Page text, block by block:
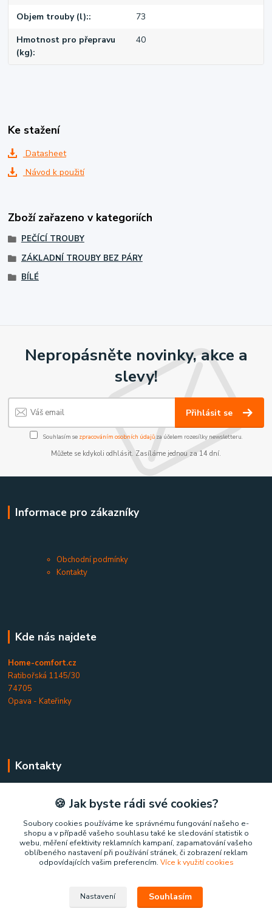
Objem trouby (l): 73
Hmotnost pro přepravu
(kg)
40
Ke stažení
Datasheet
Návod k použití
Zboží zařazeno v kategoriích
PEČÍCÍ TROUBY
ZÁKLADNÍ TROUBY BEZ PÁRY
BÍLÉ
Nepropásněte novinky, akce a
slevy!
Přihlásit se
Souhlasím se zpracováním osobních údajůza účelem rozesílky newsletteru.
Můžete se kdykoli odhlásit. Zasíláme jednou za 14 dní.
Informace pro zákazníky
Obchodní podmínky
Kontakty
Kde nás najdete
Home-comfort.cz
Ratibořská 1145/30
74705
Opava - Kateřinky
Kontakty
+420 777 852 326
(Po-Pá, 9-17 hod.)
home-comfort@home-comfort.cz
🍪 Jak byste rádi své cookies?
Soubory cookies používáme ke správnému fungování našeho e-
shopu a v případě vašeho souhlasu také ke sledování statistik o
webu, měření efektivity reklamních kampaní, zapamatování vašeho
oblíbeného nastavení při používání stránek, či zobrazení reklam
odpovídajících vašim preferencím. Více k využití cookies
Nastavení Souhlasím